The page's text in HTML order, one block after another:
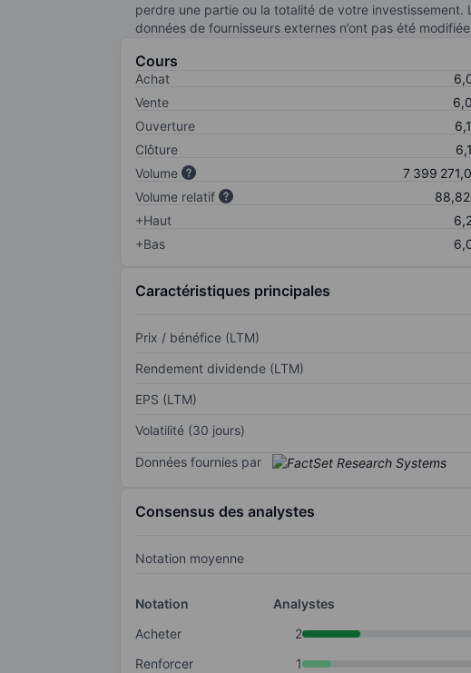
perdre une partie ou la totalité de votre
données de fournisseurs externes n’ont pas été
Cours
Achat
Vente
Ouverture
Clôture
Volume
7 399
Volume relatif
+Haut
+Bas
Caractéristiques principales
Prix / bénéfice (LTM)
Rendement dividende (LTM)
EPS (LTM)
Volatilité (30 jours)
Données fournies par
Consensus des analystes
Notation moyenne
Notation
Analystes
Acheter
2
Renforcer
1